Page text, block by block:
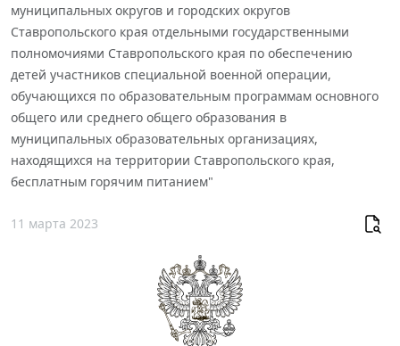
муниципальных округов и городских округов
Ставропольского края отдельными государственными
полномочиями Ставропольского края по обеспечению
детей участников специальной военной операции,
обучающихся по образовательным программам основного
общего или среднего общего образования в
муниципальных образовательных организациях,
находящихся на территории Ставропольского края,
бесплатным горячим питанием"
11 марта 2023